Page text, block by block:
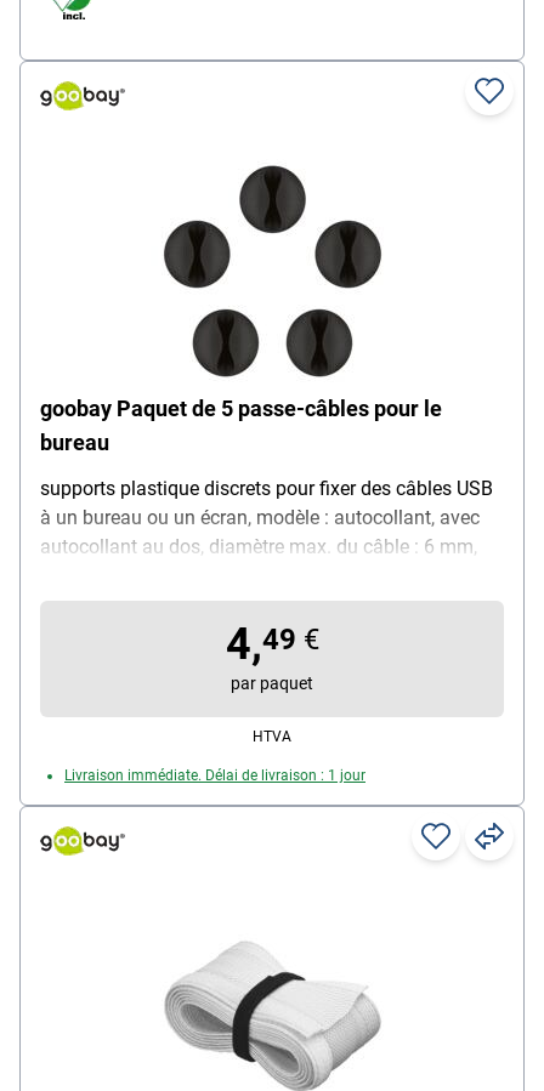
goobay Paquet de 5 passe-câbles pour le
bureau
supports plastique discrets pour fixer des câbles USB
à un bureau ou un écran, modèle : autocollant, avec
autocollant au dos, diamètre max. du câble : 6 mm,
laisser de traces, également utilisable pour passer des
câbles sous un bureau, couleur : noir, contenu par
4,49 €
par paquet
HTVA
Livraison immédiate. Délai de livraison : 1 jour